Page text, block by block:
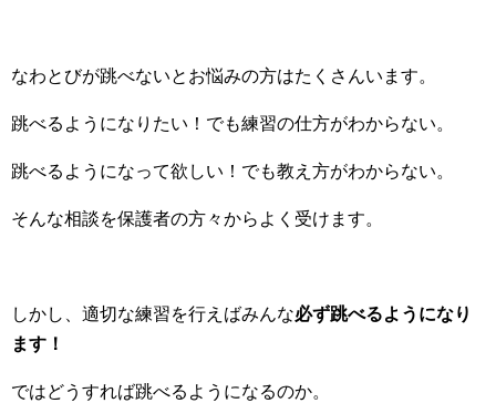
なわとびが跳べないとお悩みの方はたくさんいます。
跳べるようになりたい！でも練習の仕方がわからない。
跳べるようになって欲しい！でも教え方がわからない。
そんな相談を保護者の方々からよく受けます。
しかし、適切な練習を行えばみんな必ず跳べるようになり
ます！
ではどうすれば跳べるようになるのか。